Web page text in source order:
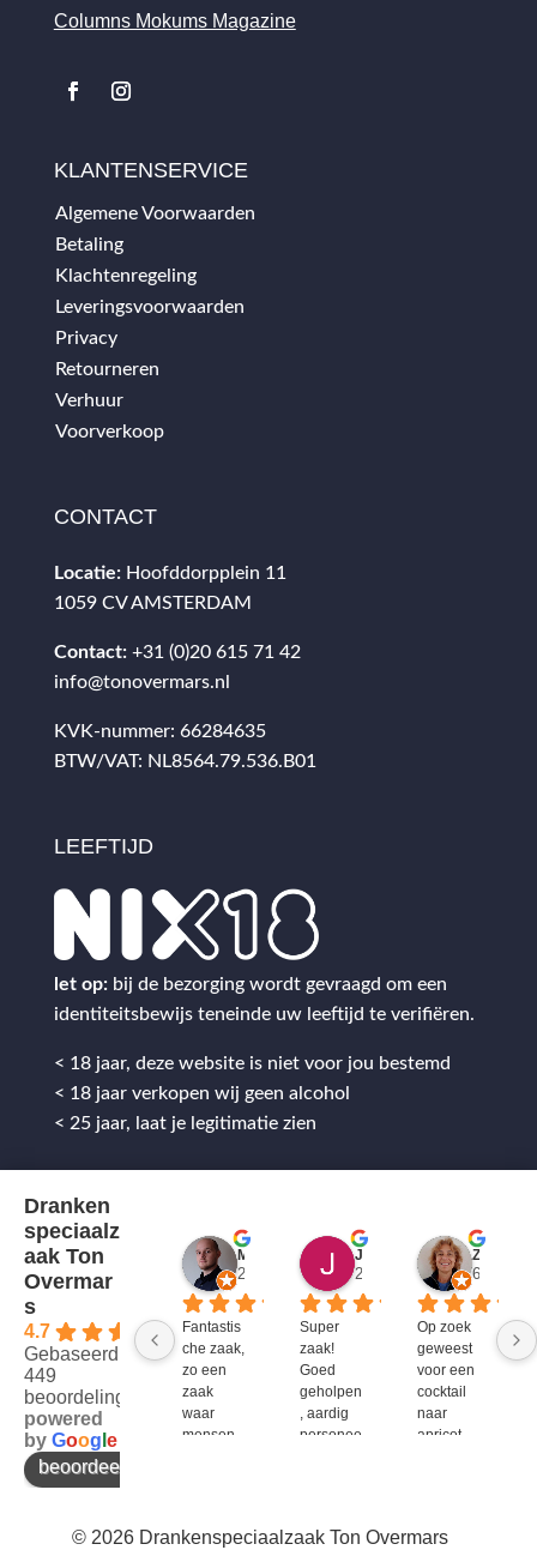
Columns Mokums Magazine
KLANTENSERVICE
Algemene Voorwaarden
Betaling
Klachtenregeling
Leveringsvoorwaarden
Privacy
Retourneren
Verhuur
Voorverkoop
CONTACT
Locatie: Hoofddorpplein 11
1059 CV AMSTERDAM
Contact: +31 (0)20 615 71 42
info@tonovermars.nl
KVK-nummer: 66284635
BTW/VAT: NL8564.79.536.B01
LEEFTIJD
let op: bij de bezorging wordt gevraagd om een
identiteitsbewijs teneinde uw leeftijd te verifiëren.
< 18 jaar, deze website is niet voor jou bestemd
< 18 jaar verkopen wij geen alcohol
< 25 jaar, laat je legitimatie zien
Dranken
speciaalz
aak Ton
Overmar
s
4.7
Gebaseerd op
449
beoordelingen
powered
by Goog e
beoordeel ons op
2 jaar geleden
Fantastis
che zaak,
zo een
zaak
waar
mensen
enthousi
2 jaar geleden
Super
zaak!
Goed
geholpen
, aardig
personee
6 jaar
Op zoek
geweest
voor een
cocktail
naar
apricot
niet te
© 2026 Drankenspeciaalzaak Ton Overmars